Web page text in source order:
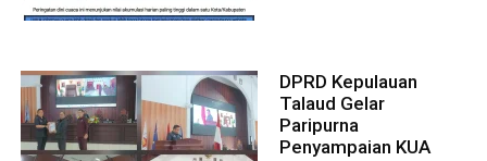
DPRD Kepulauan
Talaud Gelar
Paripurna
Penyampaian KUA